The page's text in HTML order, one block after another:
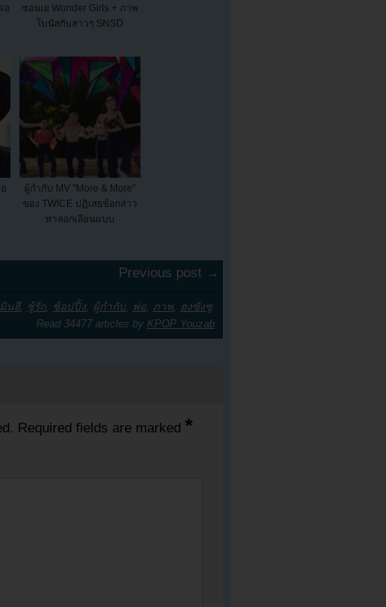
อ
ซอนเย Wonder Girls + ภาพ
โบนัสกับสาวๆ SNSD
ผู้กำกับ MV "More & More"
ของ TWICE ปฏิเสธข้อกล่าว
หาลอกเลียนแบบ
Previous post →
นฮี, ชู้รัก ช้อปปิ้ง ผู้กำกับ พ่อ ภาพ, ฮงซังซู
Read 34477 articles by KPOP Youzab
Required fields are marked *